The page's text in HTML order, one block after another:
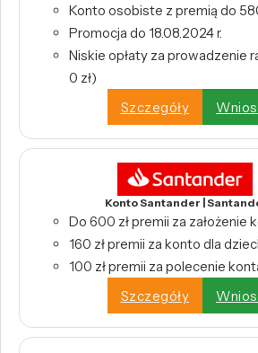
Konto osobiste z premią do
Promocja do 18.08.2024 r.
Niskie opłaty za prowadzenie
0 zł)
Szczegóły
Konto Santander |
Do 600 zł premii za założenie
160 zł premii za konto dla
100 zł premii za polecenie
Szczegóły